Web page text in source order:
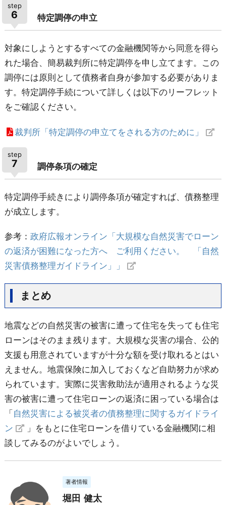
step
6 特定調停の申立
対象にしようとするすべての金融機関等から同意を得ら
れた場合、簡易裁判所に特定調停を申し立てます。この
調停には原則として債務者自身が参加する必要がありま
す。特定調停手続について詳しくは以下のリーフレット
をご確認ください。
裁判所「特定調停の申立てをされる方のために」
step
7 調停条項の確定
特定調停手続きにより調停条項が確定すれば、債務整理
が成立します。
参考： 政府広報オンライン「大規模な自然災害でローン
の返済が困難になった方へ ご利用ください。 「自然
災害債務整理ガイドライン」」
まとめ
地震などの自然災害の被害に遭って住宅を失っても住宅
ローンはそのまま残ります。大規模な災害の場合、公的
支援も用意されていますが十分な額を受け取れるとはい
えません。地震保険に加入しておくなど自助努力が求め
られています。実際に災害救助法が適用されるような災
害の被害に遭って住宅ローンの返済に困っている場合は
「自然災害による被災者の債務整理に関するガイドライ
ン
」をもとに住宅ローンを借りている金融機関に相
談してみるのがよいでしょう。
著者情報
堀田 健太